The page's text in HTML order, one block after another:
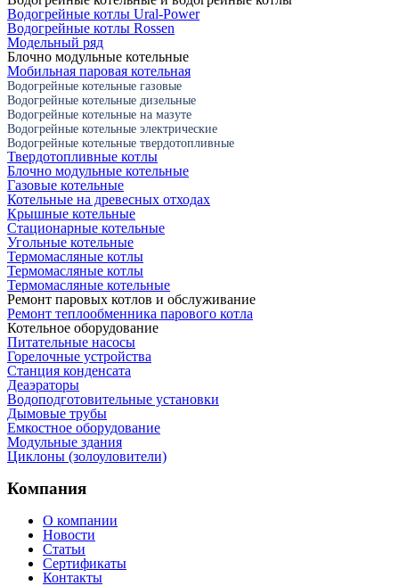
Водогрейные котлы Ural-Power
Водогрейные котлы Rossen
Модельный ряд
Блочно модульные котельные
Мобильная паровая котельная
Водогрейные котельные газовые
Водогрейные котельные дизельные
Водогрейные котельные на мазуте
Водогрейные котельные электрические
Водогрейные котельные твердотопливные
Твердотопливные котлы
Блочно модульные котельные
Газовые котельные
Котельные на древесных отходах
Крышные котельные
Стационарные котельные
Угольные котельные
Термомасляные котлы
Термомасляные котлы
Термомасляные котельные
Ремонт паровых котлов и обслуживание
Ремонт теплообменника парового котла
Котельное оборудование
Питательные насосы
Горелочные устройства
Станция конденсата
Деаэраторы
Водоподготовительные установки
Дымовые трубы
Емкостное оборудование
Mодульные здания
Циклоны (золоуловители)
Компания
О компании
Новости
Статьи
Сертификаты
Контакты